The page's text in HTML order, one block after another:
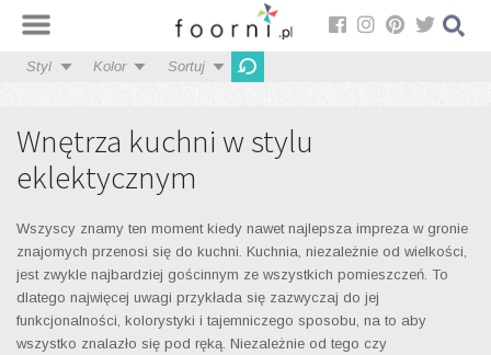
Styl Kolor Sortuj
Wnętrza kuchni w stylu
eklektycznym
Wszyscy znamy ten moment kiedy nawet najlepsza impreza w gronie
znajomych przenosi się do kuchni. Kuchnia, niezależnie od wielkości,
jest zwykle najbardziej gościnnym ze wszystkich pomieszczeń. To
dlatego najwięcej uwagi przykłada się zazwyczaj do jej
funkcjonalności, kolorystyki i tajemniczego sposobu, na to aby
wszystko znalazło się pod ręką. Niezależnie od tego czy